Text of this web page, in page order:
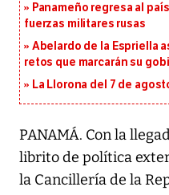
Panameño regresa al
fuerzas militares rusas
Abelardo de la Espriella
retos que marcarán su
La Llorona del 7 de
PANAMÁ. Con la
librito de política
la Cancillería de la